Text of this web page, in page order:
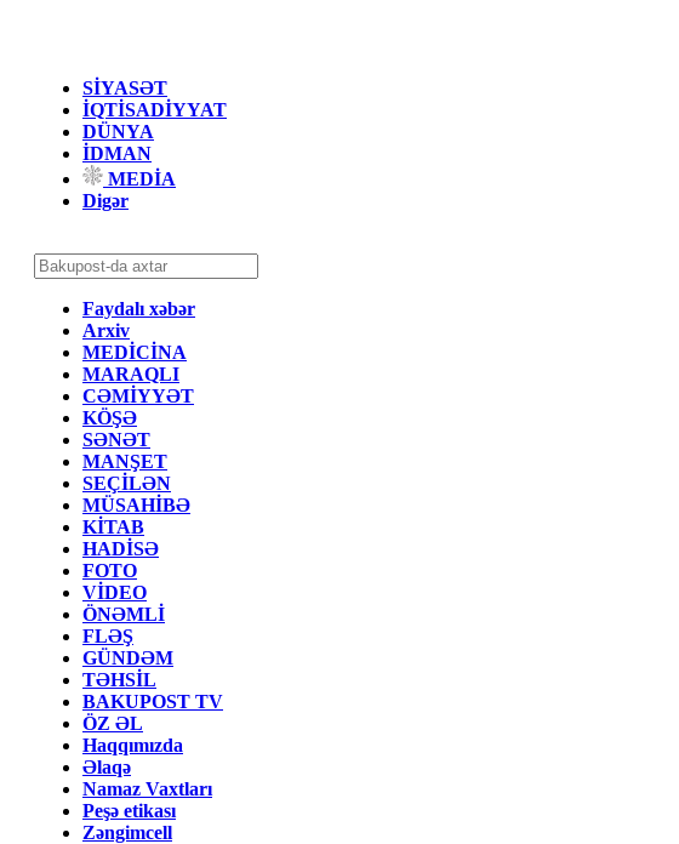
SİYASƏT
İQTİSADİYYAT
DÜNYA
İDMAN
MEDİA
Digər
Faydalı xəbər
Arxiv
MEDİCİNA
MARAQLI
CƏMİYYƏT
KÖŞƏ
SƏNƏT
MANŞET
SEÇİLƏN
MÜSAHİBƏ
KİTAB
HADİSƏ
FOTO
VİDEO
ÖNƏMLİ
FLƏŞ
GÜNDƏM
TƏHSİL
BAKUPOST TV
ÖZ ƏL
Haqqımızda
Əlaqə
Namaz Vaxtları
Peşə etikası
Zəngimcell